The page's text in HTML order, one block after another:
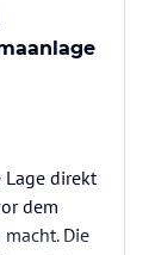
Lage direkt
dem
Die